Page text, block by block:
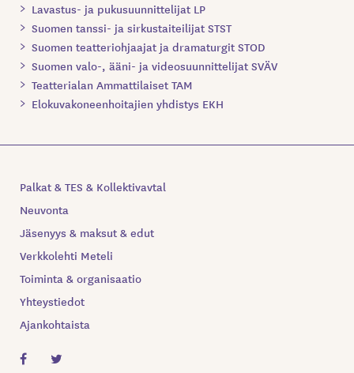
Lavastus- ja pukusuunnittelijat LP
Suomen tanssi- ja sirkustaiteilijat STST
Suomen teatteriohjaajat ja dramaturgit STOD
Suomen valo-, ääni- ja videosuunnittelijat SVÄV
Teatterialan Ammattilaiset TAM
Elokuvakoneenhoitajien yhdistys EKH
Palkat & TES & Kollektivavtal
Neuvonta
Jäsenyys & maksut & edut
Verkkolehti Meteli
Toiminta & organisaatio
Yhteystiedot
Ajankohtaista